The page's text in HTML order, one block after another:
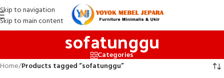
Skip to navigation
Skip to main content
sofatunggu
Categories
Home/Products tagged “sofatunggu”